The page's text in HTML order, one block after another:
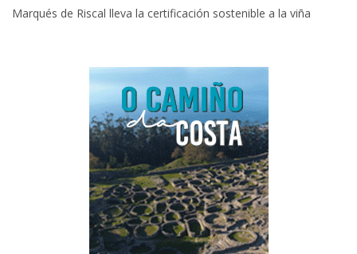
Marqués de Riscal lleva la certificación sostenible a la viña